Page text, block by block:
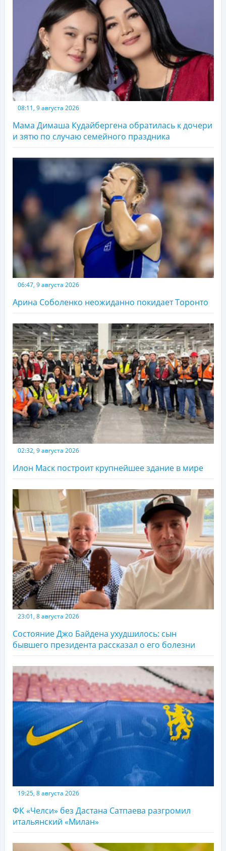
08:11, 9 августа 2026
Мама Димаша Кудайбергена обратилась к дочери
и зятю по случаю семейного праздника
06:47, 9 августа 2026
Арина Соболенко неожиданно покидает Торонто
02:32, 9 августа 2026
Илон Маск построит крупнейшее здание в мире
23:01, 8 августа 2026
Состояние Джо Байдена ухудшилось: сын
бывшего президента рассказал о его болезни
19:25, 8 августа 2026
ФК «Челси» без Дастана Сатпаева разгромил
итальянский «Милан»